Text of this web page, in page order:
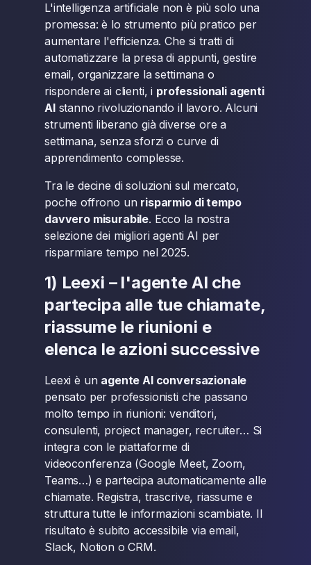
L'intelligenza artificiale non è più solo una
promessa: è lo strumento più pratico per
aumentare l'efficienza. Che si tratti di
automatizzare la presa di appunti, gestire
email, organizzare la settimana o
rispondere ai clienti, i professionali agenti
AIstanno rivoluzionando il lavoro. Alcuni
strumenti liberano già diverse ore a
settimana, senza sforzi o curve di
apprendimento complesse.
Tra le decine di soluzioni sul mercato,
poche offrono un risparmio di tempo
davvero misurabile. Ecco la nostra
selezione dei migliori agenti AI per
risparmiare tempo nel 2025.
1) Leexi – l'agente AI che
partecipa alle tue chiamate,
riassume le riunioni e
elenca le azioni successive
Leexi è un agente AI conversazionale
pensato per professionisti che passano
molto tempo in riunioni: venditori,
consulenti, project manager, recruiter… Si
integra con le piattaforme di
videoconferenza (Google Meet, Zoom,
Teams…) e partecipa automaticamente alle
chiamate. Registra, trascrive, riassume e
struttura tutte le informazioni scambiate. Il
risultato è subito accessibile via email,
Slack, Notion o CRM.